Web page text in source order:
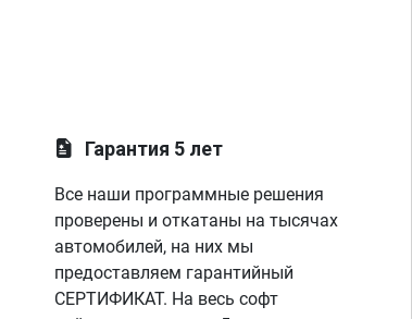
Гарантия 5 лет
Все наши программные решения
проверены и откатаны на тысячах
автомобилей, на них мы
предоставляем гарантийный
СЕРТИФИКАТ. На весь софт